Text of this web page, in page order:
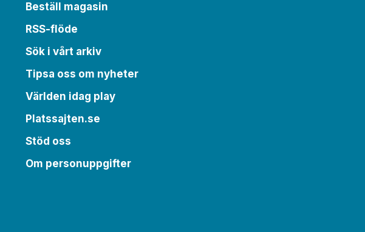
Beställ magasin
RSS-flöde
Sök i vårt arkiv
Tipsa oss om nyheter
Världen idag play
Platssajten.se
Stöd oss
Om personuppgifter